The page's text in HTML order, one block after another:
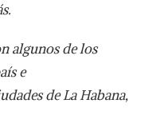
algunos de los
e
de La Habana,